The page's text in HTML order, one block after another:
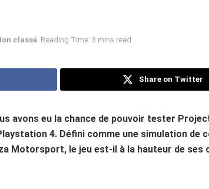
classé Reading Time: 3 mins read
Share on Twitter
avons eu la chance de pouvoir tester
4. Défini comme une simulation de
Motorsport, le jeu est-il à la hauteur de ses